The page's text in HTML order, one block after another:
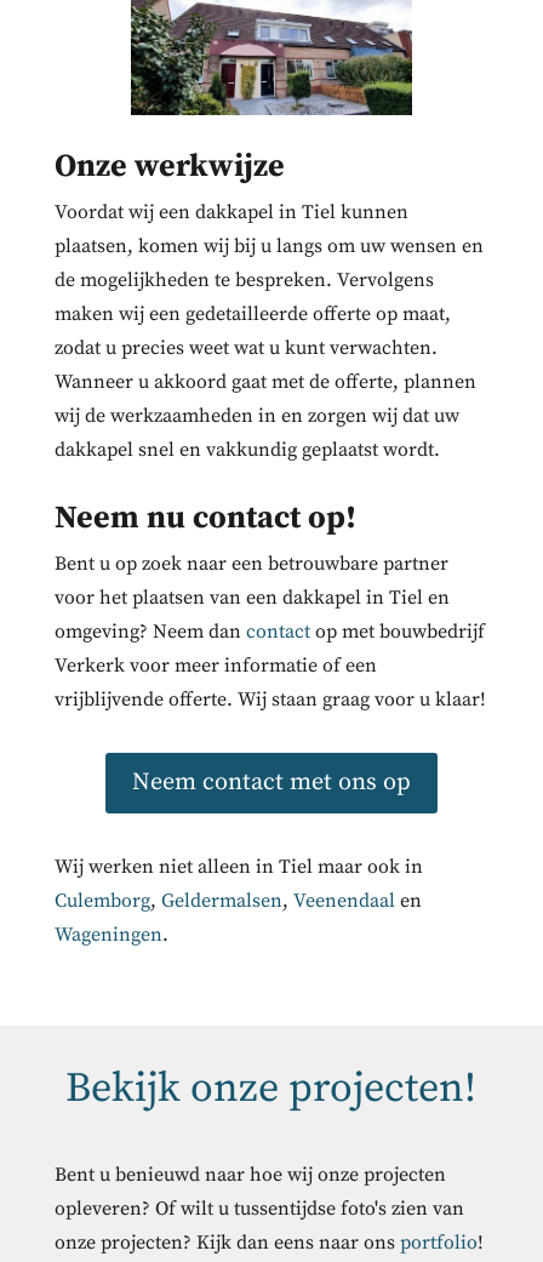
Onze werkwijze
Voordat wij een dakkapel in Tiel kunnen
plaatsen, komen wij bij u langs om uw wensen en
de mogelijkheden te bespreken. Vervolgens
maken wij een gedetailleerde offerte op maat,
zodat u precies weet wat u kunt verwachten.
Wanneer u akkoord gaat met de offerte, plannen
wij de werkzaamheden in en zorgen wij dat uw
dakkapel snel en vakkundig geplaatst wordt.
Neem nu contact op!
Bent u op zoek naar een betrouwbare partner
voor het plaatsen van een dakkapel in Tiel en
omgeving? Neem dan contactop met bouwbedrijf
Verkerk voor meer informatie of een
vrijblijvende offerte. Wij staan graag voor u klaar!
Neem contact met ons op
Wij werken niet alleen in Tiel maar ook in
Culemborg, Geldermalsen, Veenendaalen
Wageningen.
Bekijk onze projecten!
Bent u benieuwd naar hoe wij onze projecten
opleveren? Of wilt u tussentijdse foto's zien van
onze projecten? Kijk dan eens naar ons portfolio!